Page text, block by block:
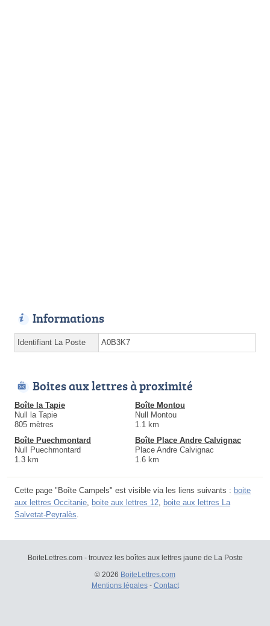
Informations
Identifiant La Poste A0B3K7
Boites aux lettres à proximité
Boîte la Tapie
Null la Tapie
805 mètres
Boîte Montou
Null Montou
1.1 km
Boîte Puechmontard
Null Puechmontard
1.3 km
Boîte Place Andre Calvignac
Place Andre Calvignac
1.6 km
Cette page "Boîte Campels" est visible via les liens suivants : boite
aux lettres Occitanie boite aux lettres 12 boite aux lettres La
Salvetat-Peyralès
BoiteLettres.com - trouvez les boîtes aux lettres jaune de La Poste
© 2026 BoiteLettres.com
Mentions légales- Contact